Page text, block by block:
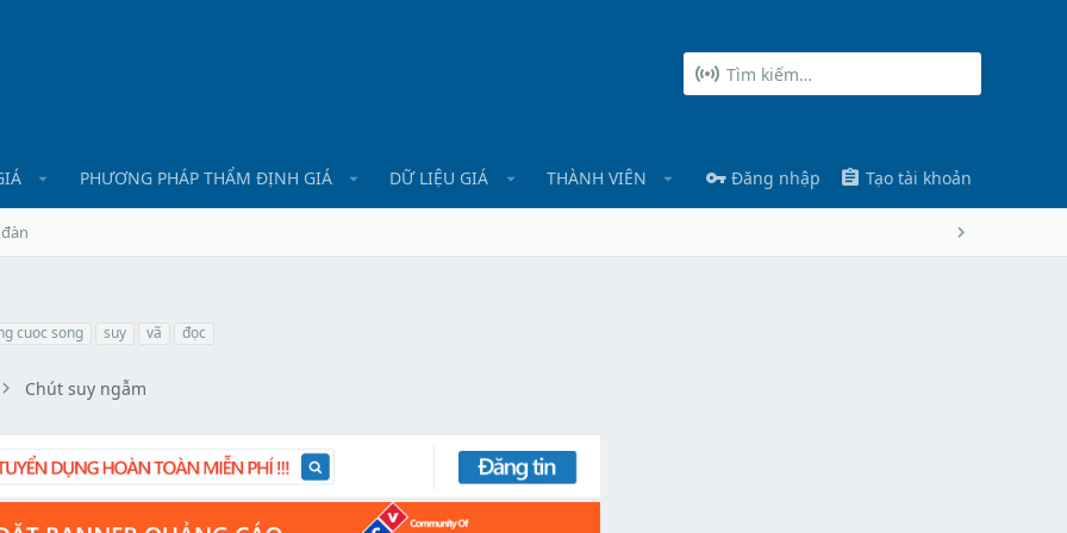
PHƯƠNG PHÁP THẨM ĐỊNH GIÁ DỮ LIỆU GIÁ THÀNH VIÊN Đăng nhập Tạo tài khoản
cuoc song suy vã đọc
Chút suy ngẫm